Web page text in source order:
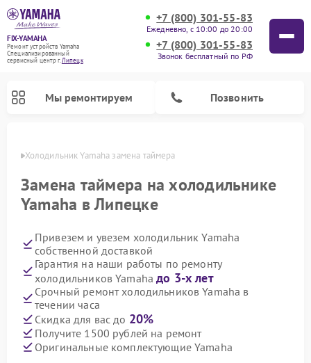
FIX-YAMAHA
Ремонт устройств Yamaha
Специализированный
cервисный центр г.Липецк
+7 (800) 301-55-83
Ежедневно, с 10:00 до 20:00
+7 (800) 301-55-83
Звонок бесплатный по РФ
Мы ремонтируем Позвонить
Холодильник Yamaha замена таймера
Замена таймера на холодильнике
Yamaha в Липецке
Привезем и увезем холодильник Yamaha
собственной доставкой
Гарантия на наши работы по ремонту
холодильников Yamahaдо 3-х лет
Срочный ремонт холодильников Yamaha в
течении часа
Скидка для вас до 20%
Получите 1500 рублей на ремонт
Оригинальные комплектующие Yamaha